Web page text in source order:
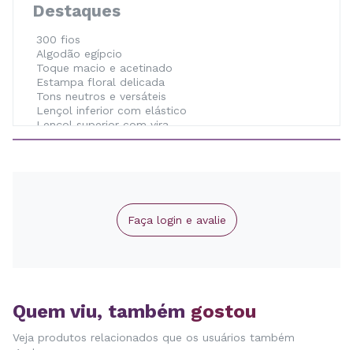
Destaques
300 fios
Algodão egípcio
Toque macio e acetinado
Estampa floral delicada
Tons neutros e versáteis
Lençol inferior com elástico
Lençol superior com vira
Duas fronhas com abas
Cuidados de Conservação
Evitar excesso de sabão e amaciante.
Guardar somente após a secagem completa.
Seguir as instruções presentes na etiqueta.
Faça login e avalie
Quem viu, também gostou
Veja produtos relacionados que os usuários também